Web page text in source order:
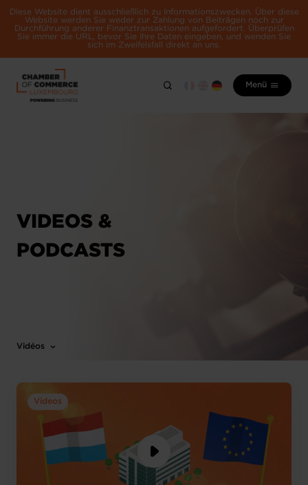
Diese Website dient ausschließlich zu Informationszwecken. Über diese
Website werden Sie weder zur Zahlung von Beiträgen noch zur
Durchführung anderer Finanztransaktionen aufgefordert. Überprüfen
Sie immer die URL, bevor Sie Ihre Daten eingeben, und wenden Sie
sich im Zweifelsfall direkt an uns.
Menü
VIDEOS &
PODCASTS
Vidéos
Videos